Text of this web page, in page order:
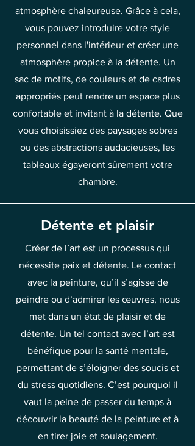
atmosphère chaleureuse. Grâce à cela,
vous pouvez introduire votre style
personnel dans l'intérieur et créer une
atmosphère propice à la détente. Un
sac de motifs, de couleurs et de cadres
appropriés peut rendre un espace plus
confortable et invitant à la détente. Que
vous choisissiez des paysages sobres
ou des abstractions audacieuses, les
tableaux égayeront sûrement votre
chambre.
Détente et plaisir
Créer de l’art est un processus qui
nécessite paix et détente. Le contact
avec la peinture, qu’il s’agisse de
peindre ou d’admirer les œuvres, nous
met dans un état de plaisir et de
détente. Un tel contact avec l’art est
bénéfique pour la santé mentale,
permettant de s’éloigner des soucis et
du stress quotidiens. C’est pourquoi il
vaut la peine de passer du temps à
découvrir la beauté de la peinture et à
en tirer joie et soulagement.